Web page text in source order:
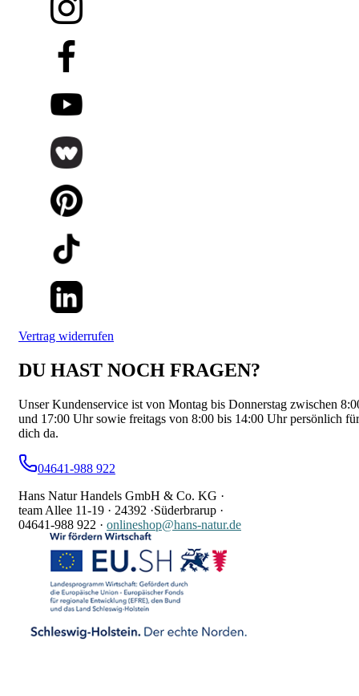
Vertrag widerrufen
DU HAST NOCH FRAGEN?
Unser Kundenservice ist von Montag bis Donnerstag zwischen
und 17:00 Uhr sowie freitags von 8:00 bis 14:00 Uhr persönlich für
dich da.
04641-988 922
Hans Natur Handels GmbH & Co. KG ·
team Allee 11-19 · 24392 ·Süderbrarup ·
04641-988 922 · onlineshop@hans-natur.de